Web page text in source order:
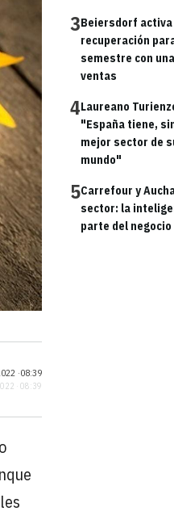
3Beiersdorf activa
recuperación
semestre con
ventas
4Laureano
"España tiene,
mejor sector de
mundo"
5Carrefour y
sector: la
parte del negocio
·08:39
· 08:39